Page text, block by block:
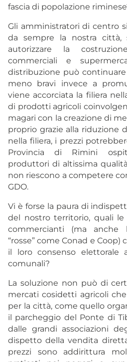
fascia di popolazione
Gli amministratori di centro
da sempre la nostra città,
autorizzare la
commerciali e
distribuzione può
meno bravi invece a
viene accorciata la filiera
di prodotti agricoli
magari con la creazione di
proprio grazie alla riduzione
nella filiera, i prezzi
Provincia di Rimini
produttori di altissima
non riescono a competere
GDO.
Vi è forse la paura di
del nostro territorio, quali le
commercianti (ma anche
“rosse” come Conad e
il loro consenso elettorale
comunali?
La soluzione non può di
mercati cosidetti agricoli
per la città, come quello
il parcheggio del Ponte di
dalle grandi associazioni
dispetto della vendita
prezzi sono addirittura